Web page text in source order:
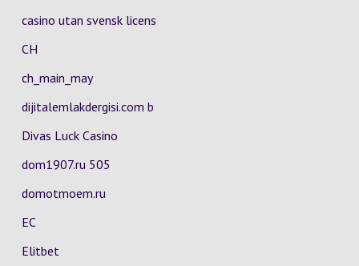
casino utan svensk licens
CH
ch_main_may
dijitalemlakdergisi.com b
Divas Luck Casino
dom1907.ru 505
domotmoem.ru
EC
Elitbet